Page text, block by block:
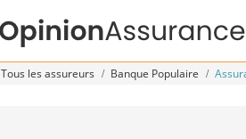
Tous les assureurs Banque Populaire